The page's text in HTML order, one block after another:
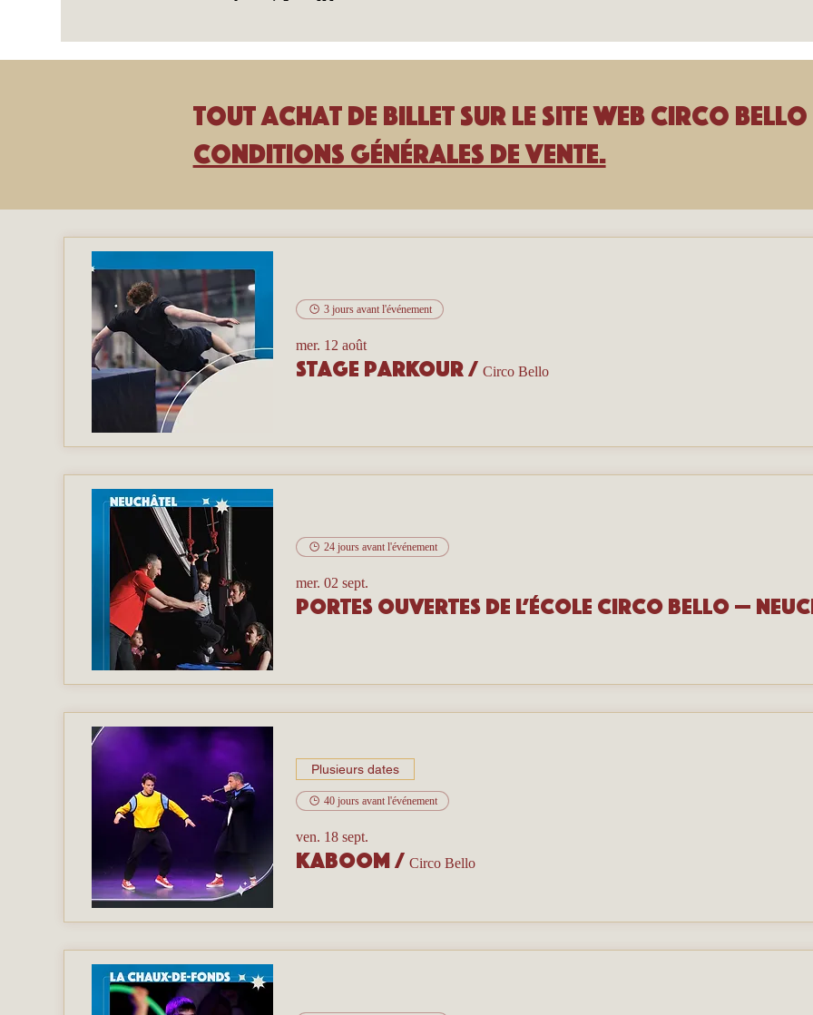
Tout achat de billet sur le site Web Circo
Conditions générales de vente.
3 jours avant l'événement
mer. 12 août
Stage parkour/ Circo Bello
24 jours avant l'événement
mer. 02 sept.
Portes ouvertes de l’école Circo Bello —
Plusieurs dates
40 jours avant l'événement
ven. 18 sept.
Kaboom/ Circo Bello